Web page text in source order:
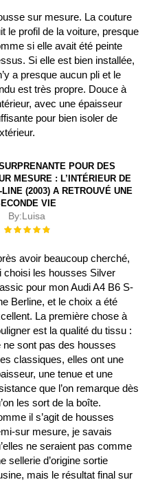
sur mesure. La couture
le profil de la voiture, presque
si elle avait été peinte
Si elle est bien installée,
a presque aucun pli et le
est très propre. Douce à
avec une épaisseur
pour bien isoler de
POUR DES
MESURE : L’INTÉRIEUR DE
(2003) A RETROUVÉ UNE
VIE
By:Luisa
Évaluation :
avoir beaucoup cherché,
choisi les housses Silver
pour mon Audi A4 B6 S-
Berline, et le choix a été
La première chose à
est la qualité du tissu :
ne sont pas des housses
classiques, elles ont une
une tenue et une
que l’on remarque dès
les sort de la boîte.
il s’agit de housses
sur mesure, je savais
ne seraient pas comme
sellerie d’origine sortie
mais le résultat final sur